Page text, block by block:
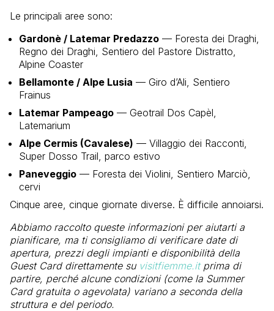
Le principali aree sono:
Gardonè / Latemar Predazzo — Foresta dei Draghi,
Regno dei Draghi, Sentiero del Pastore Distratto,
Alpine Coaster
Bellamonte / Alpe Lusia — Giro d’Ali, Sentiero
Frainus
Latemar Pampeago — Geotrail Dos Capèl,
Latemarium
Alpe Cermis (Cavalese) — Villaggio dei Racconti,
Super Dosso Trail, parco estivo
Paneveggio — Foresta dei Violini, Sentiero Marciò,
cervi
Cinque aree, cinque giornate diverse. È difficile annoiarsi.
Abbiamo raccolto queste informazioni per aiutarti a
pianificare, ma ti consigliamo di verificare date di
apertura, prezzi degli impianti e disponibilità della
Guest Card direttamente su visitfiemme.itprima di
partire, perché alcune condizioni (come la Summer
Card gratuita o agevolata) variano a seconda della
struttura e del periodo.